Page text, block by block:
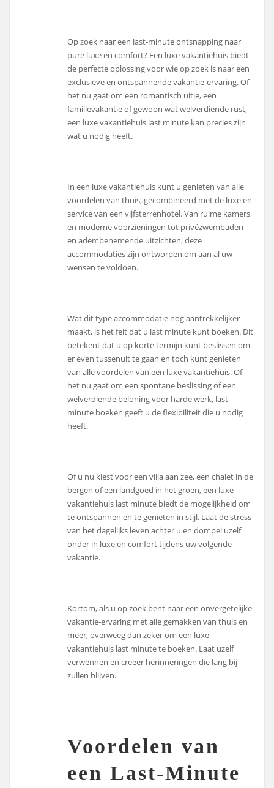
Op zoek naar een last-minute ontsnapping naar
pure luxe en comfort? Een luxe vakantiehuis biedt
de perfecte oplossing voor wie op zoek is naar een
exclusieve en ontspannende vakantie-ervaring. Of
het nu gaat om een romantisch uitje, een
familievakantie of gewoon wat welverdiende rust,
een luxe vakantiehuis last minute kan precies zijn
wat u nodig heeft.
In een luxe vakantiehuis kunt u genieten van alle
voordelen van thuis, gecombineerd met de luxe en
service van een vijfsterrenhotel. Van ruime kamers
en moderne voorzieningen tot privézwembaden
en adembenemende uitzichten, deze
accommodaties zijn ontworpen om aan al uw
wensen te voldoen.
Wat dit type accommodatie nog aantrekkelijker
maakt, is het feit dat u last minute kunt boeken. Dit
betekent dat u op korte termijn kunt beslissen om
er even tussenuit te gaan en toch kunt genieten
van alle voordelen van een luxe vakantiehuis. Of
het nu gaat om een spontane beslissing of een
welverdiende beloning voor harde werk, last-
minute boeken geeft u de flexibiliteit die u nodig
heeft.
Of u nu kiest voor een villa aan zee, een chalet in de
bergen of een landgoed in het groen, een luxe
vakantiehuis last minute biedt de mogelijkheid om
te ontspannen en te genieten in stijl. Laat de stress
van het dagelijks leven achter u en dompel uzelf
onder in luxe en comfort tijdens uw volgende
vakantie.
Kortom, als u op zoek bent naar een onvergetelijke
vakantie-ervaring met alle gemakken van thuis en
meer, overweeg dan zeker om een luxe
vakantiehuis last minute te boeken. Laat uzelf
verwennen en creëer herinneringen die lang bij
zullen blijven.
Voordelen van
een Last-Minute